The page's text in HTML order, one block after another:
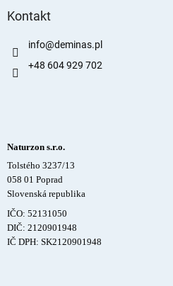
Kontakt
info@deminas.pl
+48 604 929 702
Naturzon s.r.o.
Tolstého 3237/13
058 01 Poprad
Slovenská republika
IČO: 52131050
DIČ: 2120901948
IČ DPH: SK2120901948